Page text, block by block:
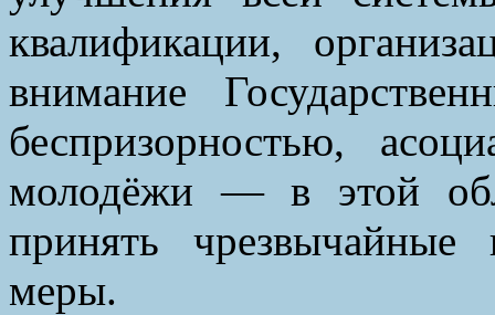
квалификации,
внимание
беспризорностью,
молодёжи — в этой
принять чрезвычайные
меры.